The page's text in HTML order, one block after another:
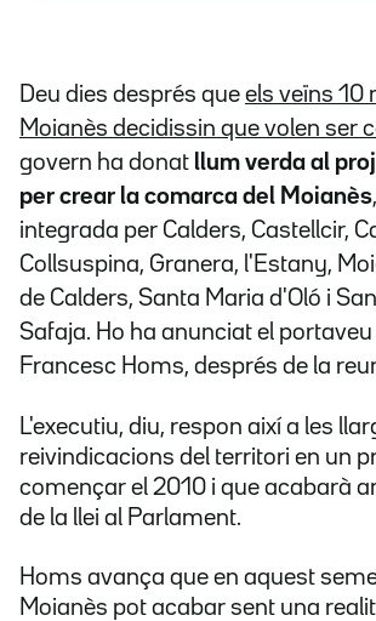
Deu dies després que els veïns 10
Moianès decidissin que volen ser
govern ha donat llum verda al
per crear la comarca del Moianès
integrada per Calders, Castellcir,
Collsuspina, Granera, l'Estany,
de Calders, Santa Maria d'Oló i
Safaja. Ho ha anunciat el portaveu
Francesc Homs, després de la
L'executiu, diu, respon així a les
reivindicacions del territori en un
començar el 2010 i que acabarà
de la llei al Parlament.
Homs avança que en aquest
Moianès pot acabar sent una